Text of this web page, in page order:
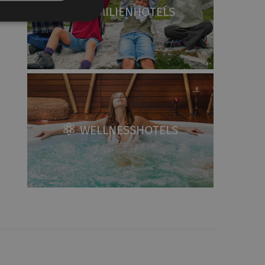
FAMILIENHOTELS
WELLNESSHOTELS